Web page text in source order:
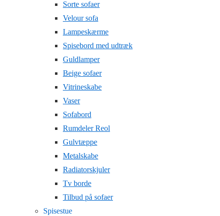
Sorte sofaer
Velour sofa
Lampeskærme
Spisebord med udtræk
Guldlamper
Beige sofaer
Vitrineskabe
Vaser
Sofabord
Rumdeler Reol
Gulvtæppe
Metalskabe
Radiatorskjuler
Tv borde
Tilbud på sofaer
Spisestue